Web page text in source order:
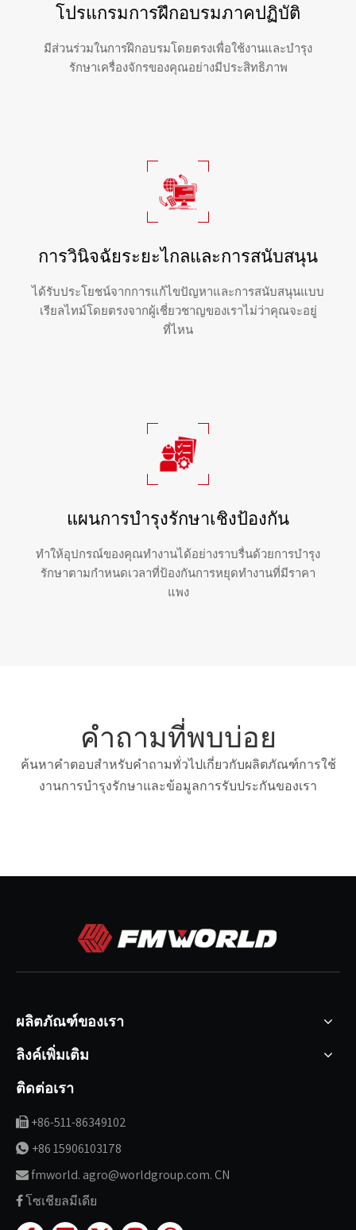
โปรแกรมการฝึกอบรมภาคปฏิบัติ
มีส่วนร่วมในการฝึกอบรมโดยตรงเพื่อใช้งานและบำรุง
รักษาเครื่องจักรของคุณอย่างมีประสิทธิภาพ
การวินิจฉัยระยะไกลและการสนับสนุน
ได้รับประโยชน์จากการแก้ไขปัญหาและการสนับสนุนแบบ
เรียลไทม์โดยตรงจากผู้เชี่ยวชาญของเราไม่ว่าคุณจะอยู่
ที่ไหน
แผนการบำรุงรักษาเชิงป้องกัน
ทำให้อุปกรณ์ของคุณทำงานได้อย่างราบรื่นด้วยการบำรุง
รักษาตามกำหนดเวลาที่ป้องกันการหยุดทำงานที่มีราคา
แพง
คำถามที่พบบ่อย
ค้นหาคำตอบสำหรับคำถามทั่วไปเกี่ยวกับผลิตภัณฑ์การใช้
งานการบำรุงรักษาและข้อมูลการรับประกันของเรา
ผลิตภัณฑ์ของเรา
ลิงค์เพิ่มเติม
ติดต่อเรา
 +86-511-86349102
 +86 15906103178
fmworld. agro@worldgroup.com. CN
โซเชียลมีเดีย